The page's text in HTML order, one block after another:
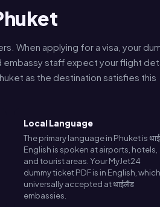
When applying for a visa, your
embassy staff expect your flight
as the destination satisfies this
Local Language
The primary language in Phuket is
English is spoken at airports, hotels,
and tourist areas. Your MyJet24
dummy ticket PDF is in English,
universally accepted at थाईलैंड
embassies.